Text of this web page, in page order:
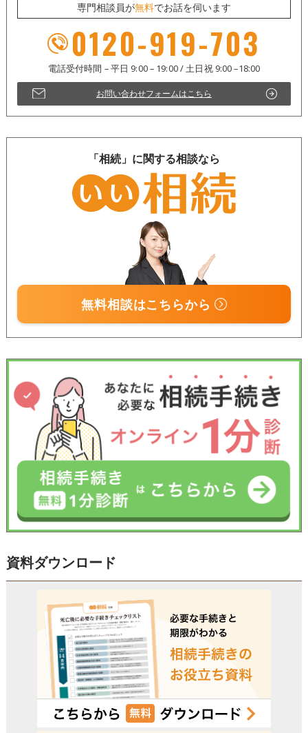
専門相談員が無料でお話を伺います
0120-919-703
お問い合わせフォームはこちら
「相続」に関する相談なら
無料相談はこちらから
資料ダウンロード